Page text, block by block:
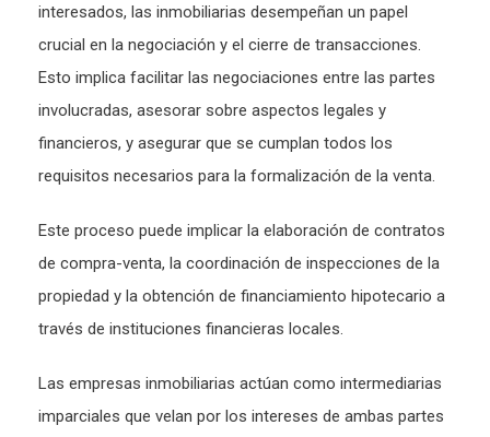
interesados, las inmobiliarias desempeñan un papel
crucial en la negociación y el cierre de transacciones.
Esto implica facilitar las negociaciones entre las partes
involucradas, asesorar sobre aspectos legales y
financieros, y asegurar que se cumplan todos los
requisitos necesarios para la formalización de la venta.
Este proceso puede implicar la elaboración de contratos
de compra-venta, la coordinación de inspecciones de la
propiedad y la obtención de financiamiento hipotecario a
través de instituciones financieras locales.
Las empresas inmobiliarias actúan como intermediarias
imparciales que velan por los intereses de ambas partes